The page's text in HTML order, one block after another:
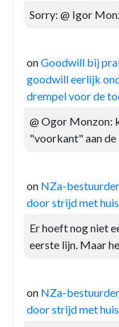
Sorry: @ Igor
onGoodwill bij
goodwill eerlijk
drempel voor de
@ Ogor Monzon:
"voorkant" aan de
on NZa-
door strijd met
Er hoeft nog niet
eerste lijn. Maar
on NZa-
door strijd met